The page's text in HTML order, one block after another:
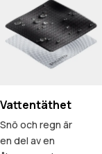
Vattentäthet
Snö och regn är
en del av en